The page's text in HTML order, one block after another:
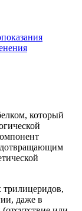
который
трилицеридов,
даже в